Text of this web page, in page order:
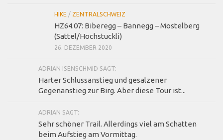
HIKE / ZENTRALSCHWEIZ
HZ64.07: Biberegg – Bannegg – Mostelberg
(Sattel/Hochstuckli)
26. DEZEMBER 2020
ADRIAN ISENSCHMID SAGT:
Harter Schlussanstieg und gesalzener
Gegenanstieg zur Birg. Aber diese Tour ist...
ADRIAN SAGT:
Sehr schöner Trail. Allerdings viel am Schatten
beim Aufstieg am Vormittag.